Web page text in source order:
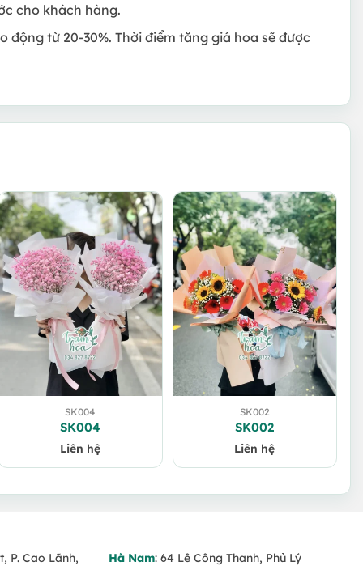
cho khách hàng.
động từ 20-30%. Thời điểm tăng giá hoa sẽ được
SK004
SK004
Liên hệ
SK002
SK002
Liên hệ
P. Cao Lãnh, Hà Nam: 64 Lê Công Thanh, Phủ Lý